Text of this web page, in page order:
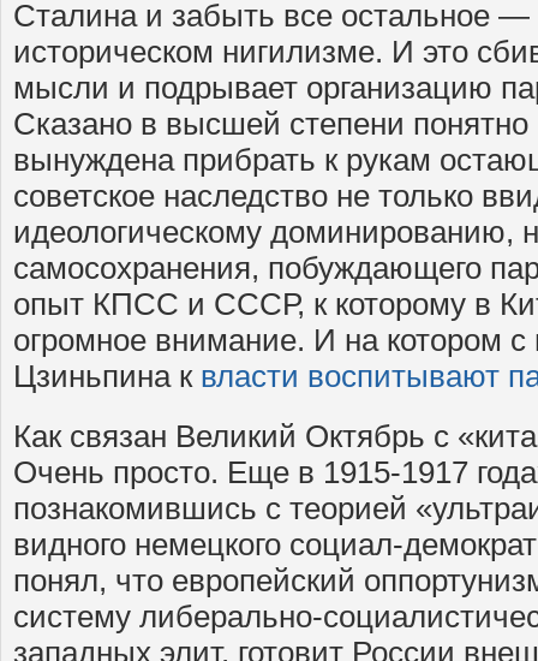
Сталина и забыть все остальное —
историческом нигилизме. И это
мысли и подрывает организацию
Сказано в высшей степени
вынуждена прибрать к рукам
советское наследство не только
идеологическому доминированию,
самосохранения, побуждающего
опыт КПСС и СССР, к которому в
огромное внимание. И на котором
Цзиньпина к власти воспитывают
Как связан Великий Октябрь с
Очень просто. Еще в 1915-1917
познакомившись с теорией
видного немецкого социал-
понял, что европейский
систему либерально-
западных элит, готовит России